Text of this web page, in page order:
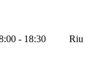
- 18:30
Riu